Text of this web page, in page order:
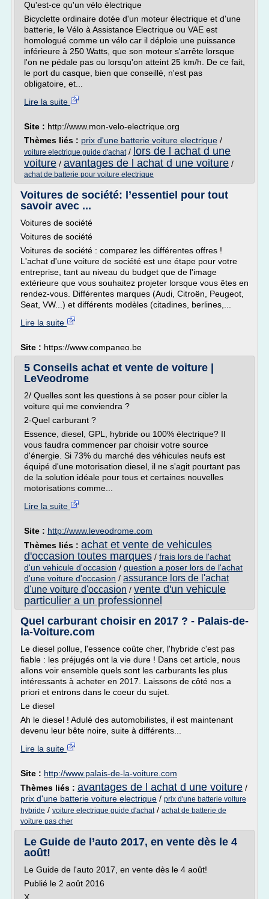
Qu'est-ce qu'un vélo électrique
Bicyclette ordinaire dotée d'un moteur électrique et d'une
batterie, le Vélo à Assistance Electrique ou VAE est
homologué comme un vélo car il déploie une puissance
inférieure à 250 Watts, que son moteur s'arrête lorsque
l'on ne pédale pas ou lorsqu'on atteint 25 km/h. De ce fait,
le port du casque, bien que conseillé, n'est pas
obligatoire, et...
Lire la suite
Site : http://www.mon-velo-electrique.org
Thèmes liés : prix d'une batterie voiture electrique /
voiture electrique guide d'achat/ lors de l achat d une
voiture / avantages de l achat d une voiture /
achat de batterie pour voiture electrique
Voitures de société: l’essentiel pour tout
savoir avec ...
Voitures de société
Voitures de société
Voitures de société : comparez les différentes offres !
L'achat d'une voiture de société est une étape pour votre
entreprise, tant au niveau du budget que de l'image
extérieure que vous souhaitez projeter lorsque vous êtes en
rendez-vous. Différentes marques (Audi, Citroën, Peugeot,
Seat, VW...) et différents modèles (citadines, berlines,...
Lire la suite
Site : https://www.companeo.be
5 Conseils achat et vente de voiture |
LeVeodrome
2/ Quelles sont les questions à se poser pour cibler la
voiture qui me conviendra ?
2-Quel carburant ?
Essence, diesel, GPL, hybride ou 100% électrique? Il
vous faudra commencer par choisir votre source
d'énergie. Si 73% du marché des véhicules neufs est
équipé d'une motorisation diesel, il ne s'agit pourtant pas
de la solution idéale pour tous et certaines nouvelles
motorisations comme...
Lire la suite
Site : http://www.leveodrome.com
Thèmes liés : achat et vente de vehicules
d'occasion toutes marques / frais lors de l'achat
d'un vehicule d'occasion / question a poser lors de l'achat
d'une voiture d'occasion / assurance lors de l'achat
d'une voiture d'occasion / vente d'un vehicule
particulier a un professionnel
Quel carburant choisir en 2017 ? - Palais-de-
la-Voiture.com
Le diesel pollue, l'essence coûte cher, l'hybride c'est pas
fiable : les préjugés ont la vie dure ! Dans cet article, nous
allons voir ensemble quels sont les carburants les plus
intéressants à acheter en 2017. Laissons de côté nos a
priori et entrons dans le coeur du sujet.
Le diesel
Ah le diesel ! Adulé des automobilistes, il est maintenant
devenu leur bête noire, suite à différents...
Lire la suite
Site : http://www.palais-de-la-voiture.com
Thèmes liés : avantages de l achat d une voiture /
prix d'une batterie voiture electrique / prix d'une batterie voiture
hybride / voiture electrique guide d'achat/ achat de batterie de
voiture pas cher
Le Guide de l’auto 2017, en vente dès le 4
août!
Le Guide de l'auto 2017, en vente dès le 4 août!
Publié le 2 août 2016